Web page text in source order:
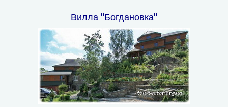
Вилла "Богдановка"